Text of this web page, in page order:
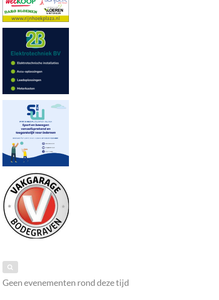
Geen evenementen rond deze tijd